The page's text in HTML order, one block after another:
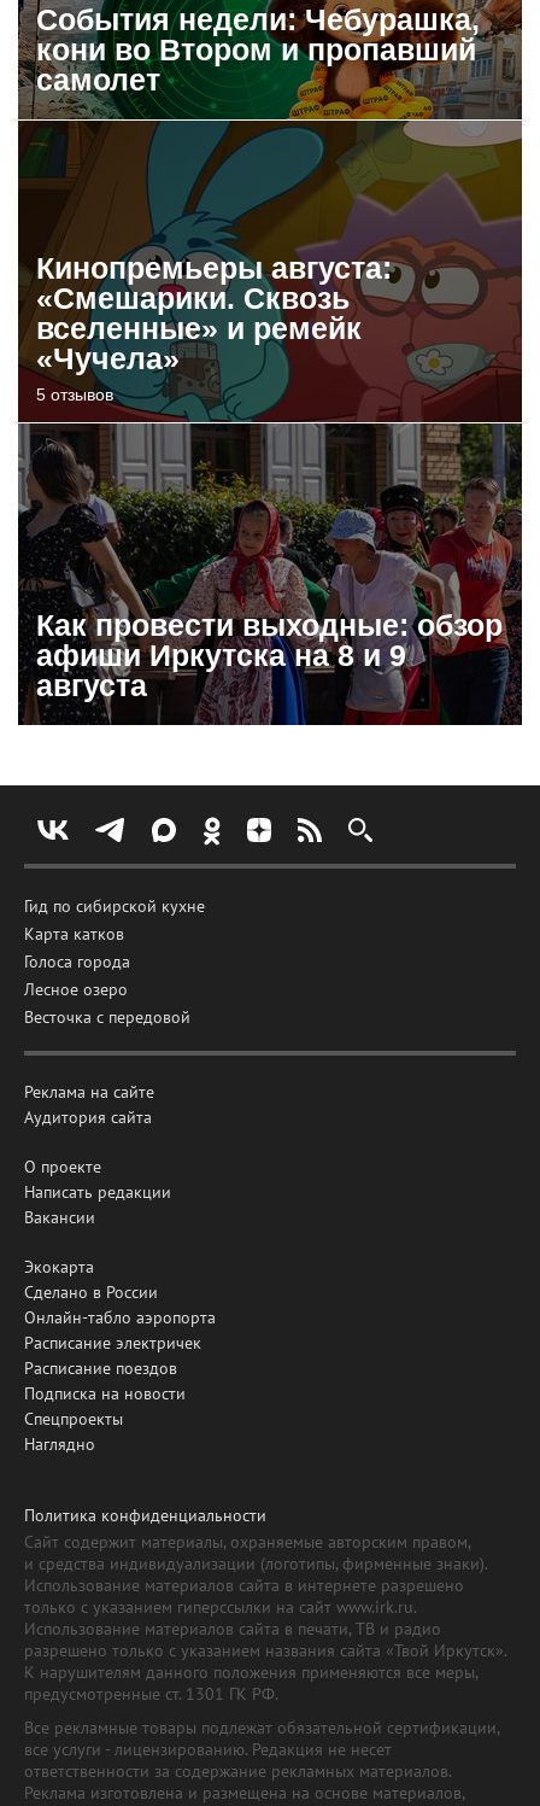
События недели: Чебурашка,
кони во Втором и пропавший
самолет
Кинопремьеры августа:
«Смешарики. Сквозь
вселенные» и ремейк
«Чучела»
5 отзывов
Как провести выходные: обзор
афиши Иркутска на 8 и 9
августа
Гид по сибирской кухне
Карта катков
Голоса города
Лесное озеро
Весточка с передовой
Реклама на сайте
Аудитория сайта
О проекте
Написать редакции
Вакансии
Экокарта
Сделано в России
Онлайн-табло аэропорта
Расписание электричек
Расписание поездов
Подписка на новости
Спецпроекты
Наглядно
Политика конфиденциальности
Сайт содержит материалы, охраняемые авторским правом,
и средства индивидуализации (логотипы, фирменные знаки).
Использование материалов сайта в интернете разрешено
только с указанием гиперссылки на сайт www.irk.ru.
Использование материалов сайта в печати, ТВ и радио
разрешено только с указанием названия сайта «Твой Иркутск».
К нарушителям данного положения применяются все меры,
предусмотренные ст. 1301 ГК РФ.
Все рекламные товары подлежат обязательной сертификации,
все услуги - лицензированию. Редакция не несет
ответственности за содержание рекламных материалов.
Реклама изготовлена и размещена на основе материалов,